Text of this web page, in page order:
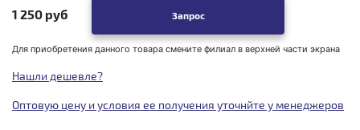
1 250 руб Запрос
Для приобретения данного товара смените филиал в верхней части экрана
Нашли дешевле?
Оптовую цену и условия ее получения уточнйте у менеджеров